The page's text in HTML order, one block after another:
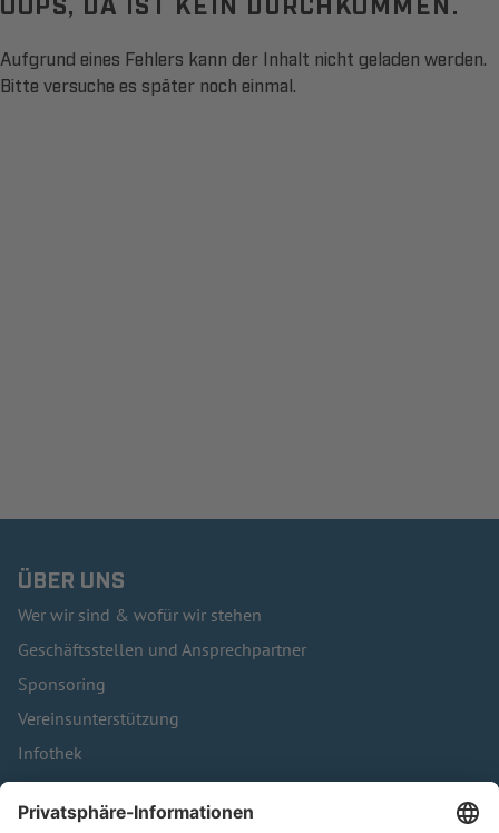
Aufgrund eines Fehlers kann der Inhalt nicht geladen werden.
Bitte versuche es später noch einmal.
ÜBER UNS
Wer wir sind & wofür wir stehen
Geschäftsstellen und Ansprechpartner
Sponsoring
Vereinsunterstützung
Infothek
Kontakt